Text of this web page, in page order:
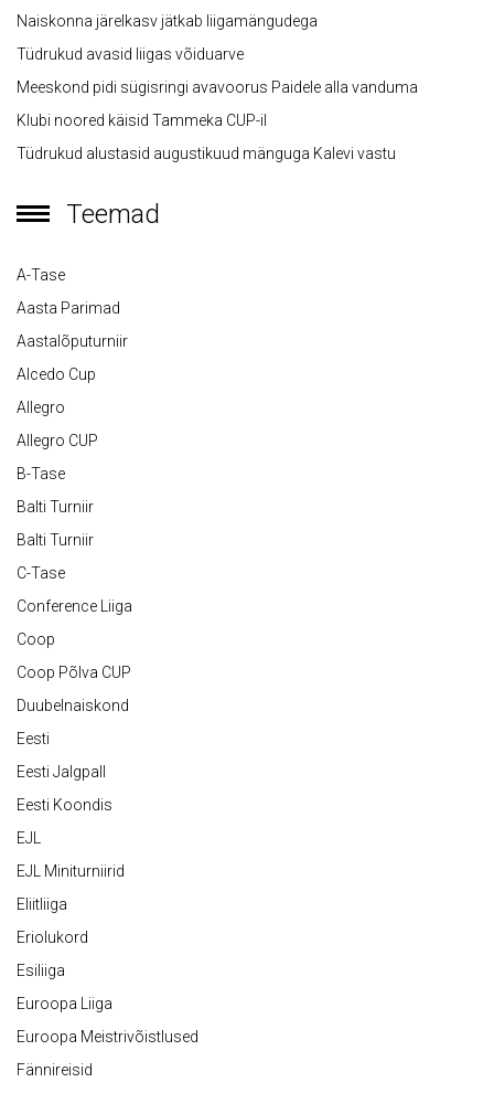
Naiskonna järelkasv jätkab liigamängudega
Tüdrukud avasid liigas võiduarve
Meeskond pidi sügisringi avavoorus Paidele alla vanduma
Klubi noored käisid Tammeka CUP-il
Tüdrukud alustasid augustikuud mänguga Kalevi vastu
Teemad
A-Tase
Aasta Parimad
Aastalõputurniir
Alcedo Cup
Allegro
Allegro CUP
B-Tase
Balti Turniir
Balti Turniir
C-Tase
Conference Liiga
Coop
Coop Põlva CUP
Duubelnaiskond
Eesti
Eesti Jalgpall
Eesti Koondis
EJL
EJL Miniturniirid
Eliitliiga
Eriolukord
Esiliiga
Euroopa Liiga
Euroopa Meistrivõistlused
Fännireisid